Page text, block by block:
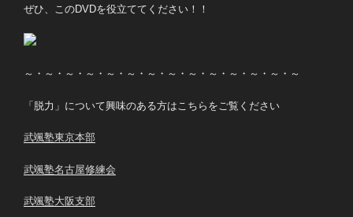
ぜひ、このDVDを役立ててください！！
～・～・～・～・～・～・～・～・～・～・～・～・～・～
「脱力」について興味のある方はこちらをご覧ください
武颯塾東京本部
武颯塾名古屋修練会
武颯塾大阪支部